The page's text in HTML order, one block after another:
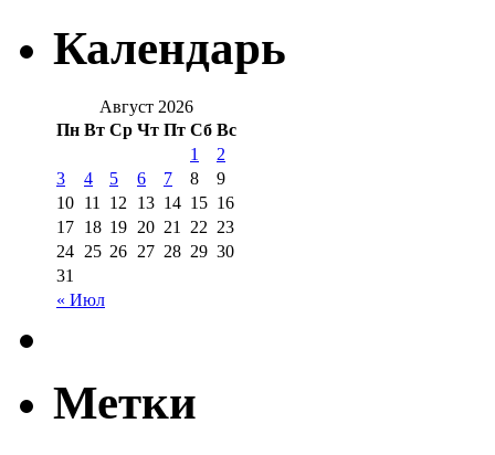
Календарь
Август 2026
Пн Вт Ср Чт Пт Сб Вс
« Июл
1
2
3
4 5 6 7 8
9
10 11 12 13 14 15 16
17 18 19 20 21 22 23
24 25 26 27 28 29 30
31
Метки